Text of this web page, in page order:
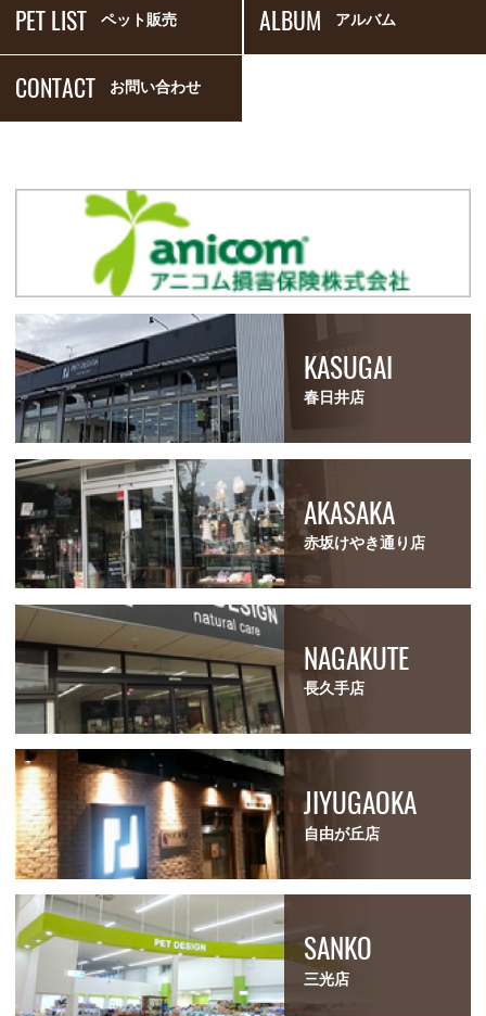
PET LIST ペット販売 ALBUM アルバム
CONTACT お問い合わせ
KASUGAI
春日井店
AKASAKA
赤坂けやき通り店
NAGAKUTE
長久手店
JIYUGAOKA
自由が丘店
SANKO
三光店